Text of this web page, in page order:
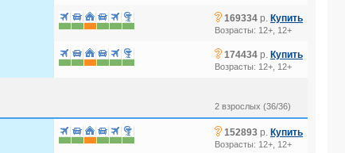
? 169334 р. Купить
Возрасты: 12+, 12+
? 174434 р. Купить
Возрасты: 12+, 12+
2 взрослых (36/36)
? 152893 р. Купить
Возрасты: 12+, 12+